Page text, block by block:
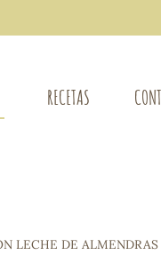
RECETAS
LECHE DE